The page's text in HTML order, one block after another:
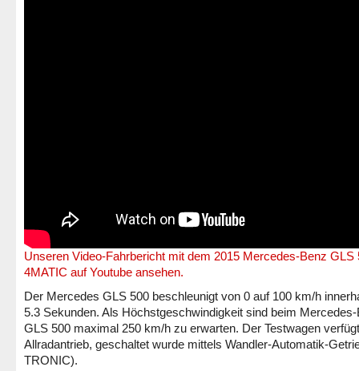
Unseren Video-Fahrbericht mit dem 2015 Mercedes-Benz GLS
4MATIC auf Youtube ansehen.
Der Mercedes GLS 500 beschleunigt von 0 auf 100 km/h
5.3 Sekunden. Als Höchstgeschwindigkeit sind beim
GLS 500 maximal 250 km/h zu erwarten. Der Testwagen
Allradantrieb, geschaltet wurde mittels Wandler-Automatik-
TRONIC).